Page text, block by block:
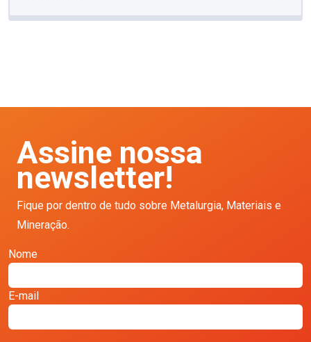
Assine nossa
newsletter!
Fique por dentro de tudo sobre Metalurgia, Materiais e
Mineração.
Nome
E-mail